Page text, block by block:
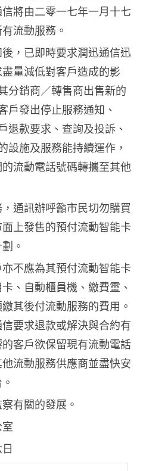
將由二零一七年一月十七
流動服務。
，已即時要求潤迅通信迅
量減低對客戶造成的影
分銷商／轉售商出售新的
戶發出停止服務通知、
退款要求、查詢及投訴、
設施及服務能持續運作，
流動電話號碼轉攜至其他
通訊辦呼籲市民切勿購買
上發售的預付流動智能卡
。
不應為其預付流動智能卡
、自動櫃員機、繳費靈、
其後付流動服務的費用。
要求退款或解決與合約有
客戶欲保留現有流動電話
流動服務供應商並盡快安
有關的發展。